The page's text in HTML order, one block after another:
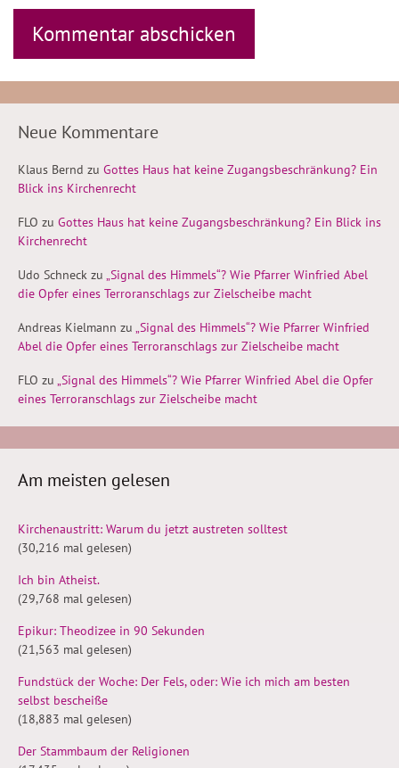
Neue Kommentare
Klaus Bernd zu Gottes Haus hat keine Zugangsbeschränkung? Ein
Blick ins Kirchenrecht
FLO zu Gottes Haus hat keine Zugangsbeschränkung? Ein Blick ins
Kirchenrecht
Udo Schneck zu „Signal des Himmels“? Wie Pfarrer Winfried Abel
die Opfer eines Terroranschlags zur Zielscheibe macht
Andreas Kielmann zu „Signal des Himmels“? Wie Pfarrer Winfried
Abel die Opfer eines Terroranschlags zur Zielscheibe macht
FLO zu „Signal des Himmels“? Wie Pfarrer Winfried Abel die Opfer
eines Terroranschlags zur Zielscheibe macht
Am meisten gelesen
Kirchenaustritt: Warum du jetzt austreten solltest
(30,216 mal gelesen)
Ich bin Atheist.
(29,768 mal gelesen)
Epikur: Theodizee in 90 Sekunden
(21,563 mal gelesen)
Fundstück der Woche: Der Fels, oder: Wie ich mich am besten
selbst bescheiße
(18,883 mal gelesen)
Der Stammbaum der Religionen